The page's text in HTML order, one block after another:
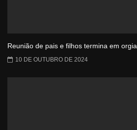
Reunião de pais e filhos termina em orgia
10 DE OUTUBRO DE 2024